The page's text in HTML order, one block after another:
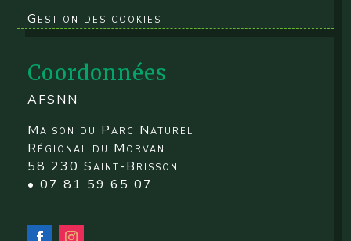
Gestion des cookies
Coordonnées
AFSNN
Maison du Parc Naturel
Régional du Morvan
58 230 Saint-Brisson
• 07 81 59 65 07